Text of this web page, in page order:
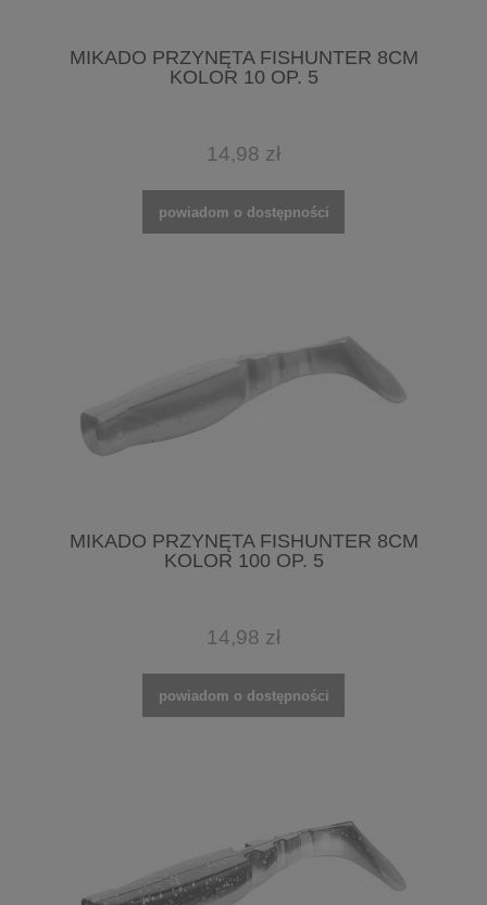
MIKADO PRZYNĘTA FISHUNTER 8CM
KOLOR 10 OP. 5
14,98 zł
powiadom o dostępności
MIKADO PRZYNĘTA FISHUNTER 8CM
KOLOR 100 OP. 5
14,98 zł
powiadom o dostępności